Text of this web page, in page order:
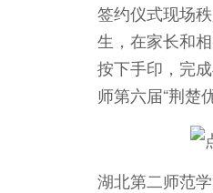
签约仪式现场
生，在家长和
按下手印，完
师第六届“荆楚
湖北第二师范